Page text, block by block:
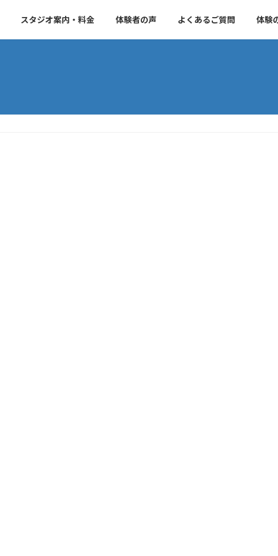
スタジオ案内・料金 体験者の声 よくあるご質問 体験